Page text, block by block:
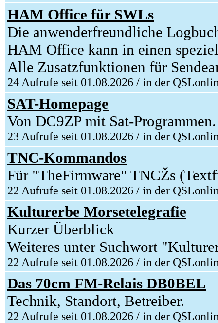
HAM Office für SWLs
Die anwenderfreundliche
HAM Office kann in einen
Alle Zusatzfunktionen für
24 Aufrufe seit 01.08.2026 / in der
SAT-Homepage
Von DC9ZP mit Sat-Programmen.
23 Aufrufe seit 01.08.2026 / in der
TNC-Kommandos
Für "TheFirmware" TNCŽs
22 Aufrufe seit 01.08.2026 / in der
Kulturerbe Morsetelegrafie
Kurzer Überblick
Weiteres unter Suchwort
22 Aufrufe seit 01.08.2026 / in der
Das 70cm FM-Relais DB0BEL
Technik, Standort, Betreiber.
22 Aufrufe seit 01.08.2026 / in der